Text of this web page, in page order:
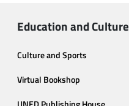
Education and Culture
Culture and Sports
Virtual Bookshop